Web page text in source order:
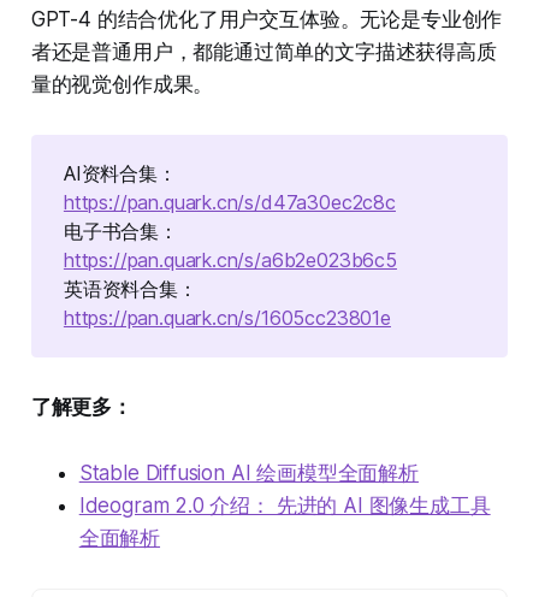
GPT-4 的结合优化了用户交互体验。无论是专业创作
者还是普通用户，都能通过简单的文字描述获得高质
量的视觉创作成果。
AI资料合集：
https://pan.quark.cn/s/d47a30ec2c8c
电子书合集：
https://pan.quark.cn/s/a6b2e023b6c5
英语资料合集：
https://pan.quark.cn/s/1605cc23801e
了解更多：
Stable Diffusion AI 绘画模型全面解析
Ideogram 2.0 介绍： 先进的 AI 图像生成工具
全面解析